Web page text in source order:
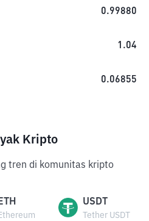
0.99880
1.04
0.06855
Kripto
tren di komunitas kripto
ETH USDT
Tether USDT